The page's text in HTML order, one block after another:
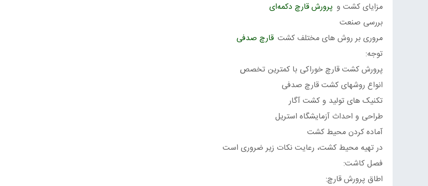
مزایای کشت و پرورش قارچ دکمه‌ای
بررسی صنعت
مروری بر روش های مختلف کشت قارچ صدفی
توجه:
پرورش کشت قارچ خوراکی با کمترین تخصص
انواع روشهای کشت قارچ صدفی
تکنیک های تولید و کشت آگار
طراحی و احداث آزمایشگاه استریل
آماده کردن محیط کشت
در تهیه محیط کشت، رعایت نکات زیر ضروری است
فصل کاشت:
اطاق پرورش قارچ: